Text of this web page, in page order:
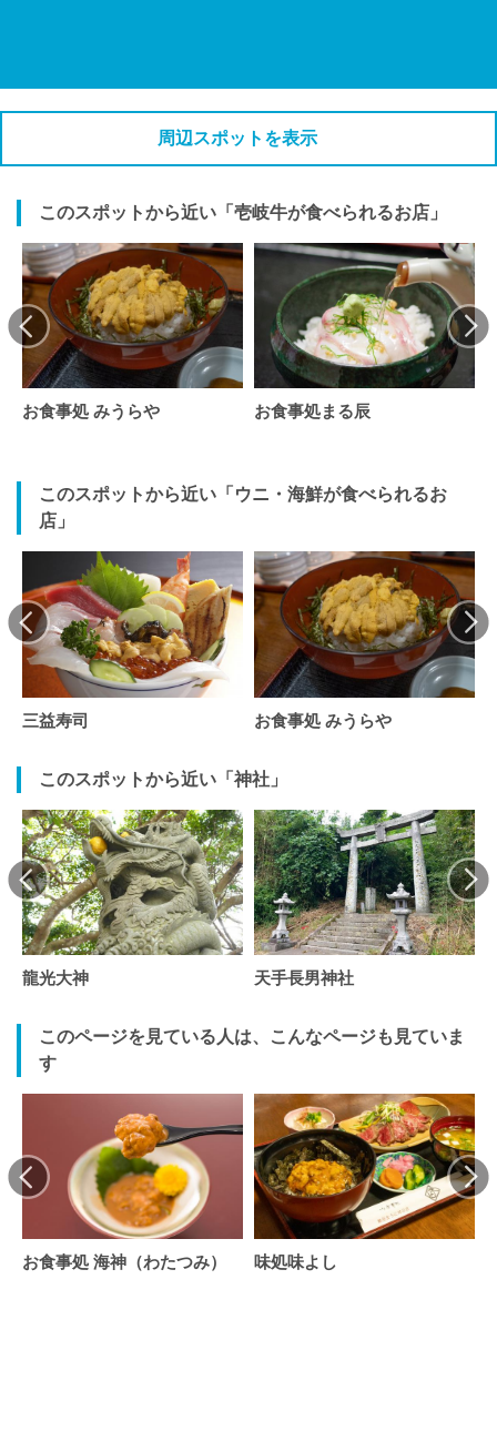
周辺スポットを表示
このスポットから近い「壱岐牛が食べられるお店」
お食事処 みうらや お食事処まる辰
このスポットから近い「ウニ・海鮮が食べられるお
店」
三益寿司 お食事処 みうらや
このスポットから近い「神社」
龍光大神 天手長男神社
このページを見ている人は、こんなページも見ていま
す
お食事処 海神（わたつみ） 味処味よし